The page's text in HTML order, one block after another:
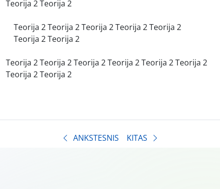
Teorija 2 Teorija 2
Teorija 2 Teorija 2 Teorija 2 Teorija 2 Teorija 2
Teorija 2 Teorija 2
Teorija 2 Teorija 2 Teorija 2 Teorija 2 Teorija 2 Teorija 2
Teorija 2 Teorija 2
ANKSTESNIS KITAS